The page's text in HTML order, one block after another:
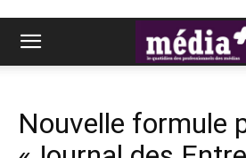
Nouvelle formule